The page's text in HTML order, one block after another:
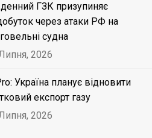
ГЗК призупиняє
через атаки РФ на
судна
2026
Україна планує відновити
експорт газу
2026